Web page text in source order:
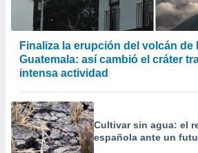
Finaliza la erupción del volcán de
Guatemala: así cambió el cráter
intensa actividad
Cultivar sin agua: el
española ante un